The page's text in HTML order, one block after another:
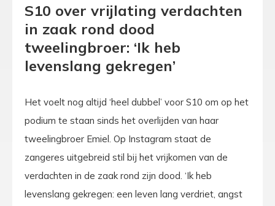
S10 over vrijlating verdachten
in zaak rond dood
tweelingbroer: ‘Ik heb
levenslang gekregen’
Het voelt nog altijd ‘heel dubbel’ voor S10 om op het
podium te staan sinds het overlijden van haar
tweelingbroer Emiel. Op Instagram staat de
zangeres uitgebreid stil bij het vrijkomen van de
verdachten in de zaak rond zijn dood. ‘Ik heb
levenslang gekregen: een leven lang verdriet, angst